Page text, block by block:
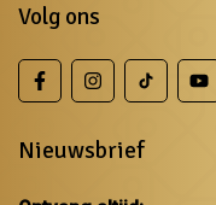
Volg ons
Nieuwsbrief